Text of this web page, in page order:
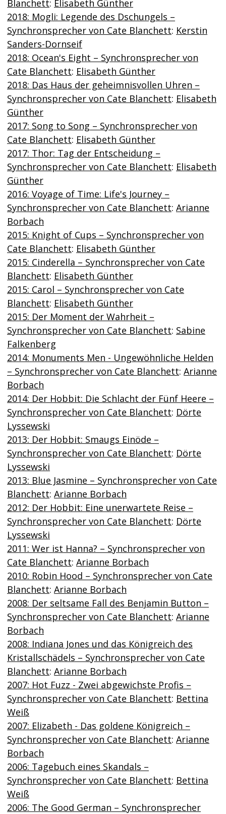
Blanchett: Elisabeth Günther
2018: Mogli: Legende des Dschungels –
Synchronsprecher von Cate Blanchett: Kerstin
Sanders-Dornseif
2018: Ocean's Eight – Synchronsprecher von
Cate Blanchett: Elisabeth Günther
2018: Das Haus der geheimnisvollen Uhren –
Synchronsprecher von Cate Blanchett: Elisabeth
Günther
2017: Song to Song – Synchronsprecher von
Cate Blanchett: Elisabeth Günther
2017: Thor: Tag der Entscheidung –
Synchronsprecher von Cate Blanchett: Elisabeth
Günther
2016: Voyage of Time: Life's Journey –
Synchronsprecher von Cate Blanchett:Arianne
Borbach
2015: Knight of Cups – Synchronsprecher von
Cate Blanchett: Elisabeth Günther
2015: Cinderella – Synchronsprecher von Cate
Blanchett: Elisabeth Günther
2015: Carol – Synchronsprecher von Cate
Blanchett: Elisabeth Günther
2015: Der Moment der Wahrheit –
Synchronsprecher von Cate Blanchett: Sabine
Falkenberg
2014: Monuments Men - Ungewöhnliche Helden
– Synchronsprecher von Cate Blanchett:Arianne
Borbach
2014: Der Hobbit: Die Schlacht der Fünf Heere –
Synchronsprecher von Cate Blanchett: Dörte
Lyssewski
2013: Der Hobbit: Smaugs Einöde –
Synchronsprecher von Cate Blanchett: Dörte
Lyssewski
2013: Blue Jasmine – Synchronsprecher von Cate
Blanchett:Arianne Borbach
2012: Der Hobbit: Eine unerwartete Reise –
Synchronsprecher von Cate Blanchett: Dörte
Lyssewski
2011: Wer ist Hanna? – Synchronsprecher von
Cate Blanchett:Arianne Borbach
2010: Robin Hood – Synchronsprecher von Cate
Blanchett:Arianne Borbach
2008: Der seltsame Fall des Benjamin Button –
Synchronsprecher von Cate Blanchett:Arianne
Borbach
2008: Indiana Jones und das Königreich des
Kristallschädels – Synchronsprecher von Cate
Blanchett:Arianne Borbach
2007: Hot Fuzz - Zwei abgewichste Profis –
Synchronsprecher von Cate Blanchett: Bettina
Weiß
2007: Elizabeth - Das goldene Königreich –
Synchronsprecher von Cate Blanchett:Arianne
Borbach
2006: Tagebuch eines Skandals –
Synchronsprecher von Cate Blanchett: Bettina
Weiß
2006: The Good German – Synchronsprecher